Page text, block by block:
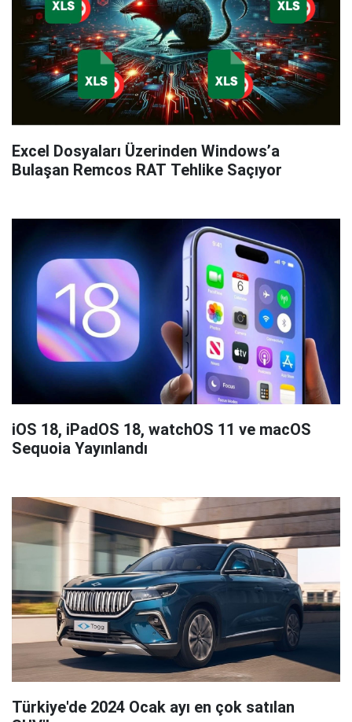
Excel Dosyaları Üzerinden Windows’a
Bulaşan Remcos RAT Tehlike Saçıyor
iOS 18, iPadOS 18, watchOS 11 ve macOS
Sequoia Yayınlandı
Türkiye'de 2024 Ocak ayı en çok satılan